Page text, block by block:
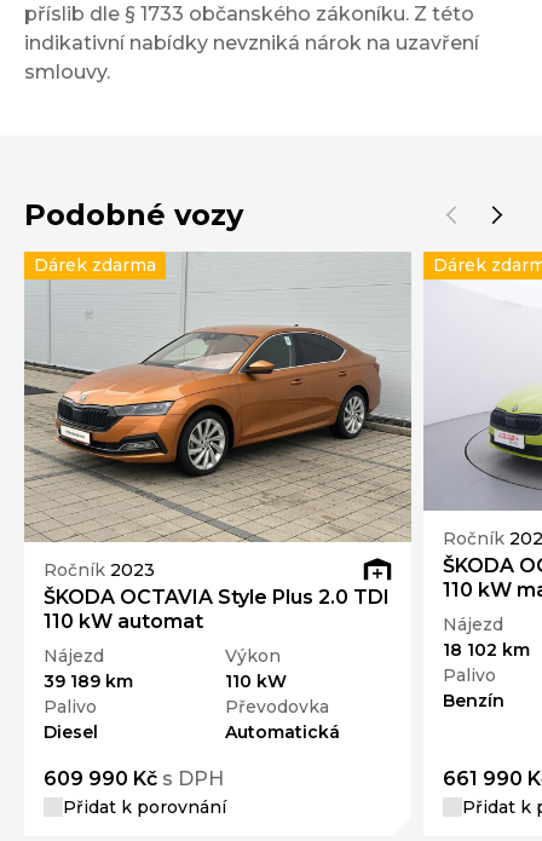
příslib dle § 1733 občanského zákoníku. Z této
indikativní nabídky nevzniká nárok na uzavření
smlouvy.
Podobné vozy
Ročník 2023
ŠKODA OCTAVIA Style Plus 2.0 TDI
110 kW automat
Nájezd
39 189 km
Výkon
110 kW
Palivo
Diesel
Převodovka
Automatická
609 990 Kč s DPH
Přidat k porovnání
Dárek zdarma
Ročník
ŠKODA
110 kW
Nájezd
18 102 km
Palivo
Benzín
661 990
Přidat k
Dárek